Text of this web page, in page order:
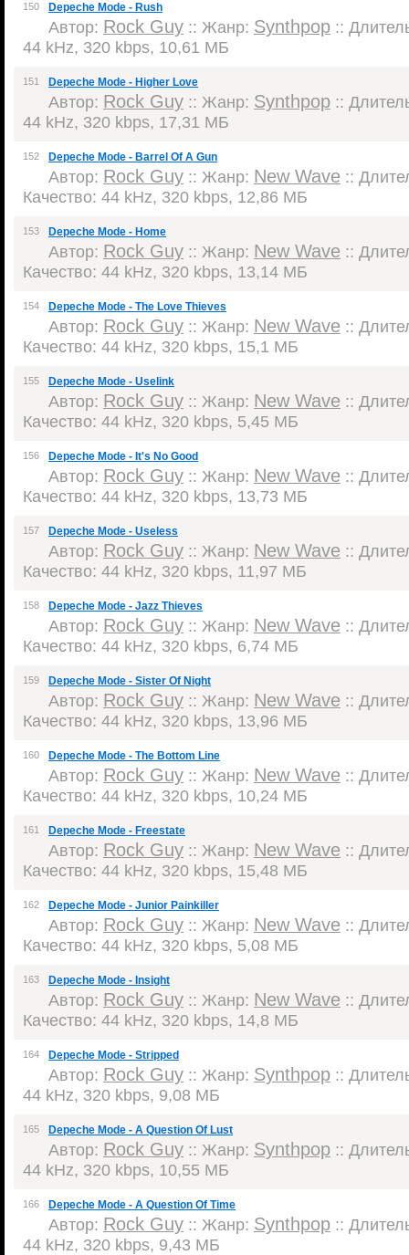
150 Depeche Mode - Rush
Автор: Rock Guy :: Жанр: Synthpop ::
44 kHz, 320 kbps, 10,61 МБ
151 Depeche Mode - Higher Love
Автор: Rock Guy :: Жанр: Synthpop ::
44 kHz, 320 kbps, 17,31 МБ
152 Depeche Mode - Barrel Of A Gun
Автор: Rock Guy :: Жанр: New Wave ::
Качество: 44 kHz, 320 kbps, 12,86 МБ
153 Depeche Mode - Home
Автор: Rock Guy :: Жанр: New Wave ::
Качество: 44 kHz, 320 kbps, 13,14 МБ
154 Depeche Mode - The Love Thieves
Автор: Rock Guy :: Жанр: New Wave ::
Качество: 44 kHz, 320 kbps, 15,1 МБ
155 Depeche Mode - Uselink
Автор: Rock Guy :: Жанр: New Wave ::
Качество: 44 kHz, 320 kbps, 5,45 МБ
156 Depeche Mode - It's No Good
Автор: Rock Guy :: Жанр: New Wave ::
Качество: 44 kHz, 320 kbps, 13,73 МБ
157 Depeche Mode - Useless
Автор: Rock Guy :: Жанр: New Wave ::
Качество: 44 kHz, 320 kbps, 11,97 МБ
158 Depeche Mode - Jazz Thieves
Автор: Rock Guy :: Жанр: New Wave ::
Качество: 44 kHz, 320 kbps, 6,74 МБ
159 Depeche Mode - Sister Of Night
Автор: Rock Guy :: Жанр: New Wave ::
Качество: 44 kHz, 320 kbps, 13,96 МБ
160 Depeche Mode - The Bottom Line
Автор: Rock Guy :: Жанр: New Wave ::
Качество: 44 kHz, 320 kbps, 10,24 МБ
161 Depeche Mode - Freestate
Автор: Rock Guy :: Жанр: New Wave ::
Качество: 44 kHz, 320 kbps, 15,48 МБ
162 Depeche Mode - Junior Painkiller
Автор: Rock Guy :: Жанр: New Wave ::
Качество: 44 kHz, 320 kbps, 5,08 МБ
163 Depeche Mode - Insight
Автор: Rock Guy :: Жанр: New Wave ::
Качество: 44 kHz, 320 kbps, 14,8 МБ
164 Depeche Mode - Stripped
Автор: Rock Guy :: Жанр: Synthpop ::
44 kHz, 320 kbps, 9,08 МБ
165 Depeche Mode - A Question Of Lust
Автор: Rock Guy :: Жанр: Synthpop ::
44 kHz, 320 kbps, 10,55 МБ
166 Depeche Mode - A Question Of Time
Автор: Rock Guy :: Жанр: Synthpop ::
44 kHz, 320 kbps, 9,43 МБ